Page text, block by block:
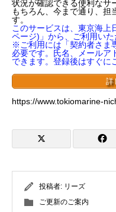
状況が確認できる便利なサ
もちろん、今まで通り、担
す。
このサービスは、東京海上
ページ)」から、ご利用いた
※ご利用には「契約者さま
必要です。氏名、メールア
できます。登録後はすぐに
詳
https://www.tokiomarine-
投稿者: リーズ
ご更新のご案内
今月のお客様
（４月満期の